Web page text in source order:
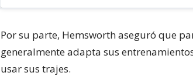
Por su parte, Hemsworth aseguró que
generalmente adapta sus
usar sus trajes.